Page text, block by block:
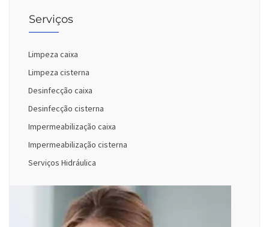
Serviços
Limpeza caixa
Limpeza cisterna
Desinfecção caixa
Desinfecção cisterna
Impermeabilização caixa
Impermeabilização cisterna
Serviços Hidráulica